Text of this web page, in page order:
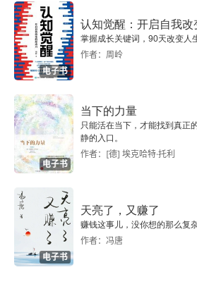
电子书
认知觉醒：开启自我改
掌握成长关键词，90天改变人
作者：周岭
电子书
当下的力量
只能活在当下，才能找到真正
静的入口。
作者：[德] 埃克哈特·托利
电子书
天亮了，又赚了
赚钱这事儿，没你想的那么复
作者：冯唐